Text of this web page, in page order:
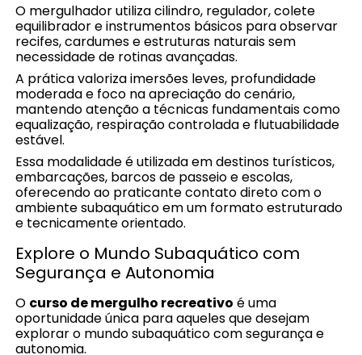
O mergulhador utiliza cilindro, regulador, colete
equilibrador e instrumentos básicos para observar
recifes, cardumes e estruturas naturais sem
necessidade de rotinas avançadas.
A prática valoriza imersões leves, profundidade
moderada e foco na apreciação do cenário,
mantendo atenção a técnicas fundamentais como
equalização, respiração controlada e flutuabilidade
estável.
Essa modalidade é utilizada em destinos turísticos,
embarcações, barcos de passeio e escolas,
oferecendo ao praticante contato direto com o
ambiente subaquático em um formato estruturado
e tecnicamente orientado.
Explore o Mundo Subaquático com
Segurança e Autonomia
O curso de mergulho recreativo é uma
oportunidade única para aqueles que desejam
explorar o mundo subaquático com segurança e
autonomia.